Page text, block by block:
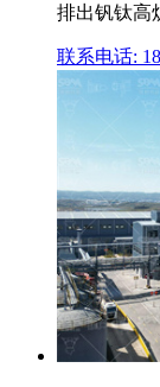
排出钒钛高
联系电话: